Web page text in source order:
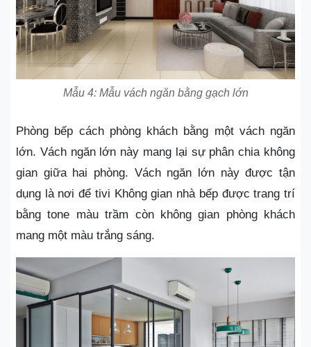
Mẫu 4: Mẫu vách ngăn bằng gạch lớn
Phòng bếp cách phòng khách bằng một vách ngăn
lớn. Vách ngăn lớn này mang lại sự phân chia không
gian giữa hai phòng. Vách ngăn lớn này được tận
dụng là nơi để tivi Không gian nhà bếp được trang trí
bằng tone màu trầm còn không gian phòng khách
mang một màu trắng sáng.